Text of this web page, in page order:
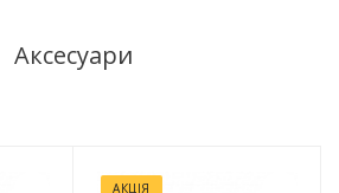
Аксесуари
АКЦІЯ